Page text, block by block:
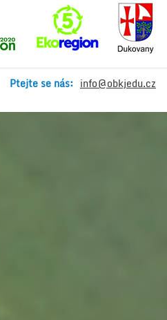
Ptejte se nás: info@obkjedu.cz